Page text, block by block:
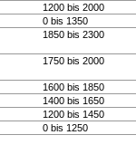
1200 bis 2000
0 bis 1350
1850 bis 2300
1750 bis 2000
1600 bis 1850
1400 bis 1650
1200 bis 1450
0 bis 1250